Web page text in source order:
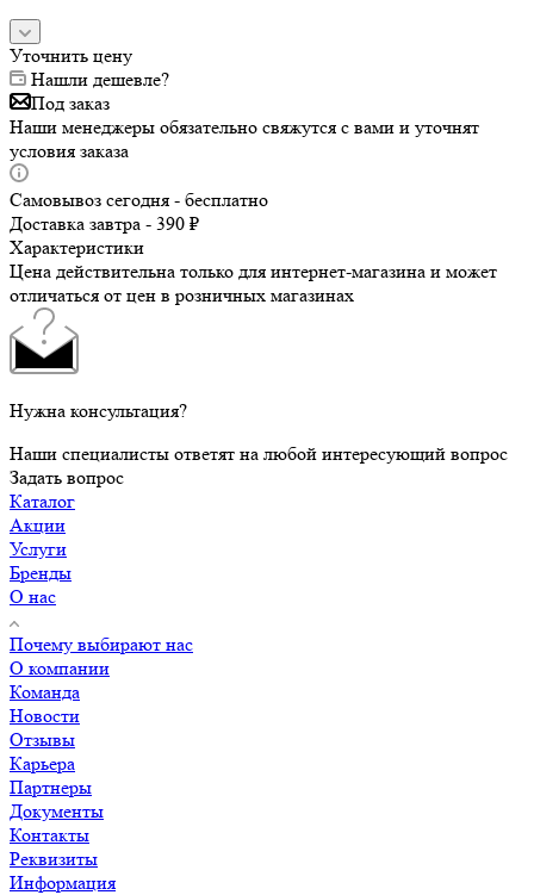
Уточнить цену
Нашли дешевле?
Под заказ
Наши менеджеры обязательно свяжутся с вами и уточнят
условия заказа
Самовывоз сегодня - бесплатно
Доставка завтра - 390 ₽
Характеристики
Цена действительна только для интернет-магазина и может
отличаться от цен в розничных магазинах
Нужна консультация?
Наши специалисты ответят на любой интересующий вопрос
Задать вопрос
Каталог
Акции
Услуги
Бренды
О нас
Почему выбирают нас
О компании
Команда
Новости
Отзывы
Карьера
Партнеры
Документы
Контакты
Реквизиты
Информация